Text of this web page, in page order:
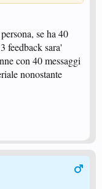
se ha 40
feedback sara'
con 40 messaggi
nonostante